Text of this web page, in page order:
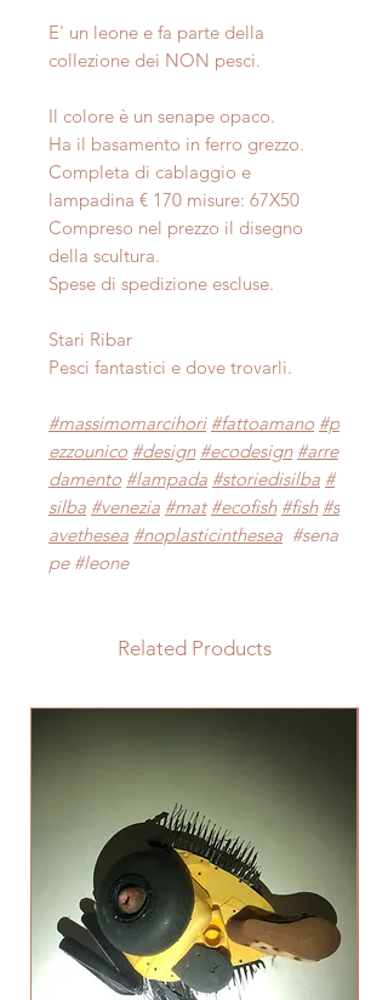
E' un leone e fa parte della
collezione dei NON pesci.
Il colore è un senape opaco.
Ha il basamento in ferro grezzo.
Completa di cablaggio e
lampadina € 170 misure: 67X50
Compreso nel prezzo il disegno
della scultura.
Spese di spedizione escluse.
Stari Ribar
Pesci fantastici e dove trovarli.
#massimomarcihori #fattoamano #p
ezzounico #design #ecodesign #arre
damento #lampada #storiedisilba #
silba #venezia #mat #ecofish #fish #s
avethesea #noplasticinthesea #sena
pe #leone
Related Products